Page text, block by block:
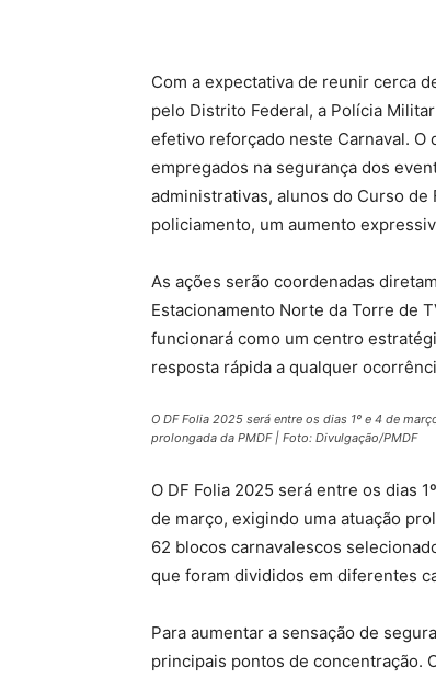
Com a expectativa de reunir cerca
pelo Distrito Federal, a Polícia
efetivo reforçado neste Carnaval.
empregados na segurança dos
administrativas, alunos do Curso de
policiamento, um aumento
As ações serão coordenadas
Estacionamento Norte da Torre de
funcionará como um centro
resposta rápida a qualquer
O DF Folia 2025 será entre os dias 1º e 4 de
prolongada da PMDF | Foto: Divulgação/PMDF
O DF Folia 2025 será entre os dias
de março, exigindo uma atuação
62 blocos carnavalescos
que foram divididos em diferentes
Para aumentar a sensação de
principais pontos de concentração.